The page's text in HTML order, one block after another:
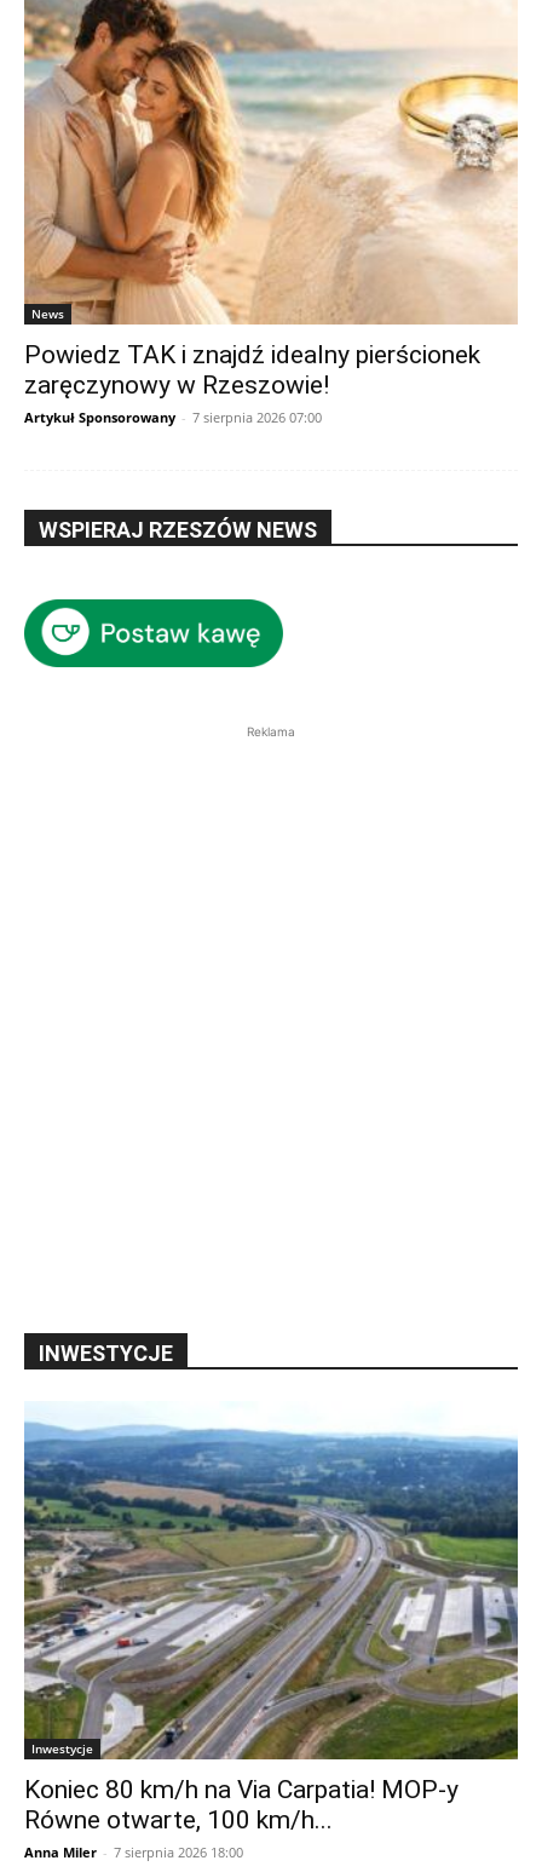
News
Powiedz TAK i znajdź idealny pierścionek
zaręczynowy w Rzeszowie!
Artykuł Sponsorowany - 7 sierpnia 2026 07:00
WSPIERAJ RZESZÓW NEWS
Reklama
INWESTYCJE
Inwestycje
Koniec 80 km/h na Via Carpatia! MOP-y
Równe otwarte, 100 km/h...
Anna Miler - 7 sierpnia 2026 18:00